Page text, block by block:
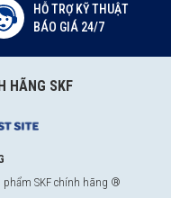
HỖ TRỢ KỸ THUẬT
BÁO GIÁ 24/7
HÃNG SKF
phẩm SKF chính hãng ®